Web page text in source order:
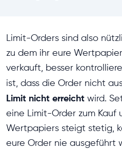
Limit-Orders sind also
zu dem ihr eure
verkauft, besser
ist, dass die Order nicht
Limit nicht erreicht wird.
eine Limit-Order zum Kauf
Wertpapiers steigt stetig,
eure Order nie ausgeführt